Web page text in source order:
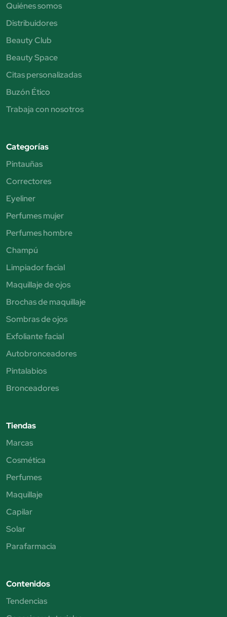
Quiénes somos
Distribuidores
Beauty Club
Beauty Space
Citas personalizadas
Buzón Ético
Trabaja con nosotros
Categorías
Pintauñas
Correctores
Eyeliner
Perfumes mujer
Perfumes hombre
Champú
Limpiador facial
Maquillaje de ojos
Brochas de maquillaje
Sombras de ojos
Exfoliante facial
Autobronceadores
Pintalabios
Bronceadores
Tiendas
Marcas
Cosmética
Perfumes
Maquillaje
Capilar
Solar
Parafarmacia
Contenidos
Tendencias